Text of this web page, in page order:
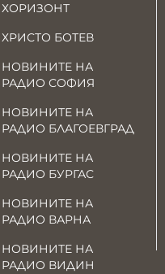
ХОРИЗОНТ
ХРИСТО БОТЕВ
НОВИНИТЕ НА
РАДИО СОФИЯ
НОВИНИТЕ НА
РАДИО БЛАГОЕВГРАД
НОВИНИТЕ НА
РАДИО БУРГАС
НОВИНИТЕ НА
РАДИО ВАРНА
НОВИНИТЕ НА
РАДИО ВИДИН